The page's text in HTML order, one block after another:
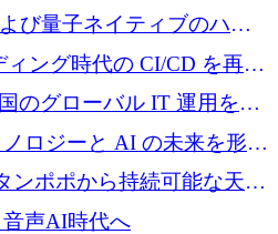
リーズ A で 2,000 万ドル
び量子ネイティブのハー
リングを推進するために
達
ィング時代の CI/CD を再発
ドルをかけてステルスか
のグローバル IT 運用を自
万ユーロ以上を調達
ロジーと AI の未来を形作
リーダーが Nexus
に集まる理由
ンポポから持続可能な天然
に 340 万ポンドを調達
声AI時代へ